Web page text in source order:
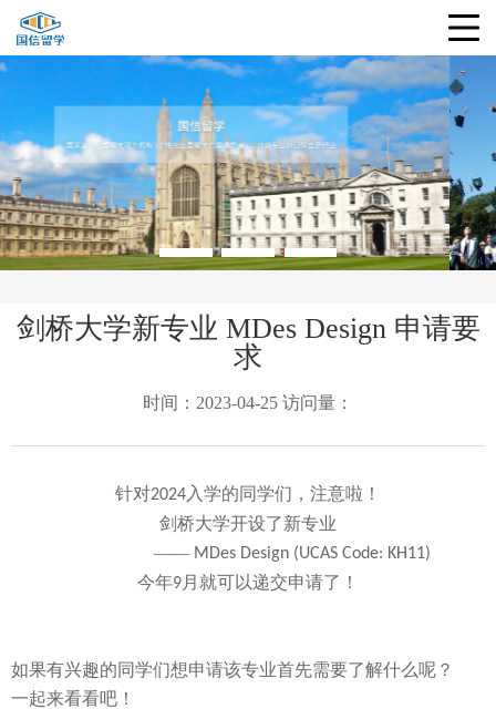
剑桥大学新专业 MDes Design 申请要
求
时间：2023-04-25 访问量：
针对2024入学的同学们，注意啦！
剑桥大学开设了新专业
—— MDes Design (UCAS Code: KH11)
今年9月就可以递交申请了！
如果有兴趣的同学们想申请该专业首先需要了解什么呢？
一起来看看吧！